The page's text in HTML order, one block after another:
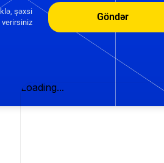
şəxsi
verirsiniz
Göndər